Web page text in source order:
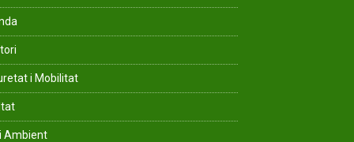
i Mobilitat
Ambient